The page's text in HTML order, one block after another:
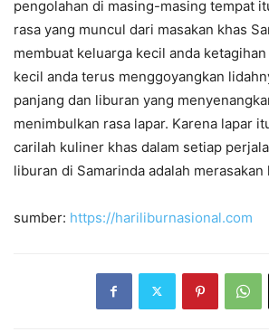
pengolahan di masing-masing tempat
rasa yang muncul dari masakan khas
membuat keluarga kecil anda
kecil anda terus menggoyangkan
panjang dan liburan yang
menimbulkan rasa lapar. Karena lapar
carilah kuliner khas dalam setiap
liburan di Samarinda adalah
sumber: https://hariliburnasional.com